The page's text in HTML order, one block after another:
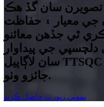
سان گڏ هڪ
جي معيار ۽ حفاظت
ٿي جڏهن معائنو
جي پيداوار
سان لاڳاپيل TTSQC نموني رپورٽ جو
جائزو وٺو.
نموني رپورٽ حاصل ڪريو